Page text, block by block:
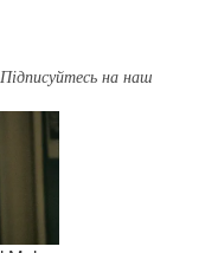
на наш